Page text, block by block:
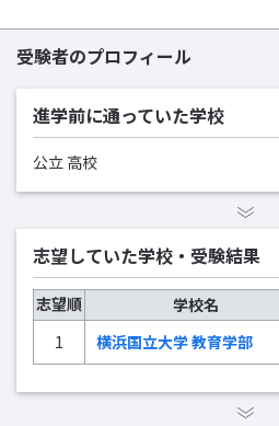
受験者のプロフィール
進学前に通っていた学校
公立 高校
志望していた学校・受験結果
志望順 学校名
1
横浜国立大学 教育学部